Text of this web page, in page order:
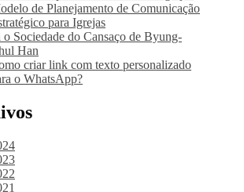
de Planejamento de Comunicação
para Igrejas
Sociedade do Cansaço de Byung-
Han
criar link com texto personalizado
o WhatsApp?